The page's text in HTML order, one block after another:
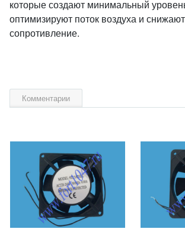
которые создают минимальный
оптимизируют поток воздуха и
сопротивление.
Комментарии